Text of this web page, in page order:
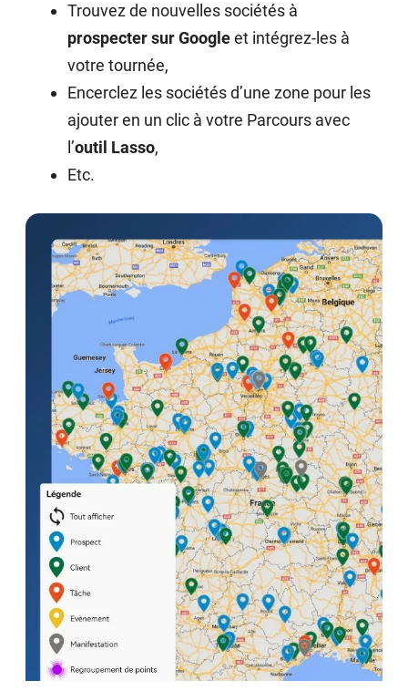
Trouvez de nouvelles sociétés à
prospecter sur Googleet intégrez-les à
votre tournée,
Encerclez les sociétés d’une zone pour les
ajouter en un clic à votre Parcours avec
l’outil Lasso,
Etc.